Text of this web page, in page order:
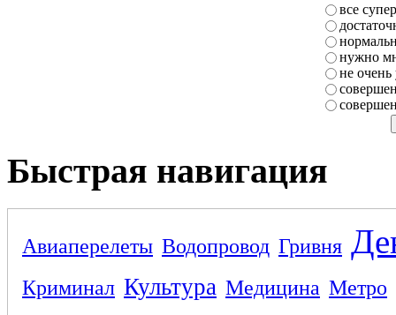
все супер
нужно
не очень
Быстрая навигация
Авиаперелеты Водопровод Гривня
Криминал Культура Медицина Метро